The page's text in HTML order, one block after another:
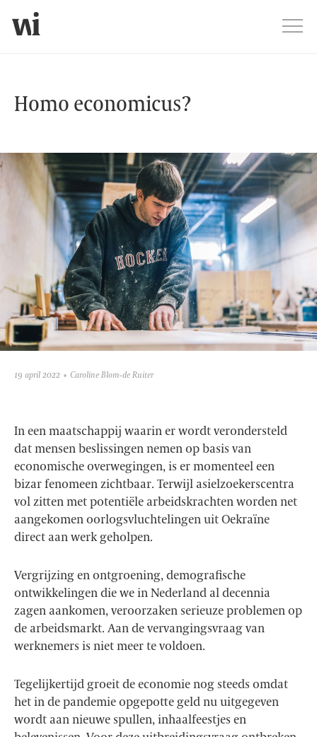
Homo economicus?
Homo economicus?
19 april 2022 Caroline Blom-de Ruiter
In een maatschappij waarin er wordt verondersteld
dat mensen beslissingen nemen op basis van
economische overwegingen, is er momenteel een
bizar fenomeen zichtbaar. Terwijl asielzoekerscentra
vol zitten met potentiële arbeidskrachten worden net
aangekomen oorlogsvluchtelingen uit Oekraïne
direct aan werk geholpen.
Vergrijzing en ontgroening, demografische
ontwikkelingen die we in Nederland al decennia
zagen aankomen, veroorzaken serieuze problemen op
de arbeidsmarkt. Aan de vervangingsvraag van
werknemers is niet meer te voldoen.
Tegelijkertijd groeit de economie nog steeds omdat
het in de pandemie opgepotte geld nu uitgegeven
wordt aan nieuwe spullen, inhaalfeestjes en